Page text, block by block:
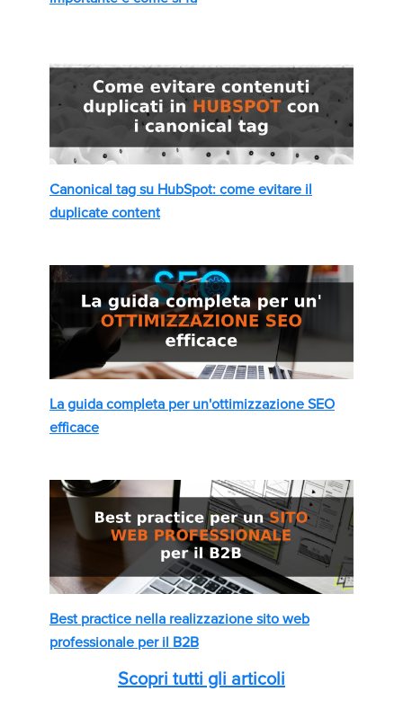
Canonical tag su HubSpot: come evitare il
duplicate content
La guida completa per un'ottimizzazione SEO
efficace
Best practice nella realizzazione sito web
professionale per il B2B
Scopri tutti gli articoli